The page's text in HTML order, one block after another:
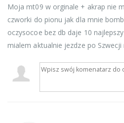
Moja mt09 w orginale + akrap nie
czworki do pionu jak dla mnie
oczysocoe bez db daje 10
mialem aktualnie jezdze po